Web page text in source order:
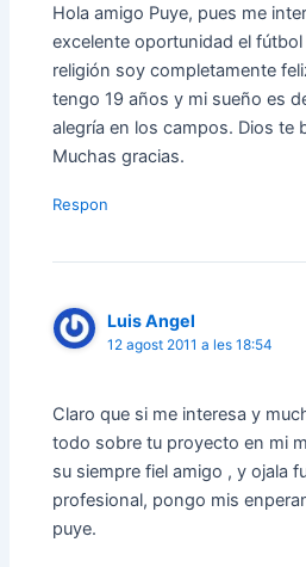
Hola amigo Puye, pues me
excelente oportunidad el
religión soy completamente
tengo 19 años y mi sueño es
alegría en los campos. Dios te
Muchas gracias.
Respon
Luis Angel
12 agost 2011 a les 18:54
Claro que si me interesa y
todo sobre tu proyecto en mi
su siempre fiel amigo , y ojala
profesional, pongo mis
puye.